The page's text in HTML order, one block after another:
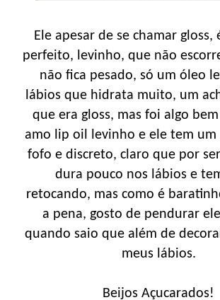
Ele apesar de se chamar
perfeito, levinho, que não
não fica pesado, só um óleo
lábios que hidrata muito, um
que era gloss, mas foi algo
amo lip oil levinho e ele tem
fofo e discreto, claro que por
dura pouco nos lábios e
retocando, mas como é
a pena, gosto de pendurar
quando saio que além de
meus lábios.
Beijos Açucarados!